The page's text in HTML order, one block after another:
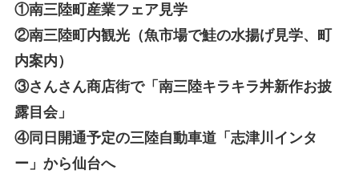
①南三陸町産業フェア見学
②南三陸町内観光（魚市場で鮭の水揚げ見学、町
内案内）
③さんさん商店街で「南三陸キラキラ丼新作お披
露目会」
④同日開通予定の三陸自動車道「志津川インタ
ー」から仙台へ